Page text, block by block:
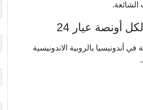
الشائعة.
أونصة عيار 24
التاريخية في أندونيسيا بالروبية الاندونيسية